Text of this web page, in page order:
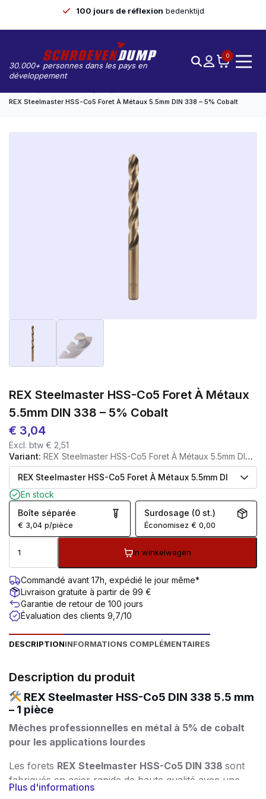
100 jours de réflexion bedenktijd
30.000+ personnes dans les pays en
développement
0
REX Steelmaster HSS-Co5 Foret À Métaux 5.5mm DIN 338 – 5% Cobalt
REX Steelmaster HSS-Co5 Foret À Métaux
5.5mm DIN 338 – 5% Cobalt
€ 3,04
Excl. btw € 2,51
Variant: REX Steelmaster HSS-Co5 Foret À Métaux 5.5mm DIN 338 - 5% Cobalt
En stock
Boîte séparée
€ 3,04 p/pièce
Surdosage (0 st.)
Économisez€ 0,00
In winkelwagen
Commandé avant 17h, expédié le jour même*
Livraison gratuite à partir de 99 €
Garantie de retour de 100 jours
Évaluation des clients 9,7/10
DESCRIPTIONINFORMATIONS COMPLÉMENTAIRES
Description du produit
REX Steelmaster HSS-Co5 DIN 338 5.5 mm
– 1 pièce
Mèches professionnelles en métal à 5% de cobalt
pour les applications lourdes
Les forets REX Steelmaster HSS-Co5 DIN 338 sont
fabriqués en acier rapide de haute qualité avec une
addition de 5% de cobalt
Plus d'informations